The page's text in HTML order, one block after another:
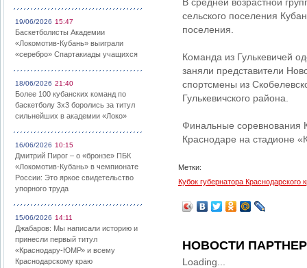
19/06/2026 15:47
Баскетболисты Академии
«Локомотив-Кубань» выиграли
«серебро» Спартакиады учащихся
18/06/2026 21:40
Более 100 кубанских команд по
баскетболу 3х3 боролись за титул
сильнейших в академии «Локо»
16/06/2026 10:15
Дмитрий Пирог – о «бронзе» ПБК
«Локомотив-Кубань» в чемпионате
России: Это яркое свидетельство
упорного труда
15/06/2026 14:11
Джабаров: Мы написали историю и
принесли первый титул
«Краснодару-ЮМР» и всему
Краснодарскому краю
сельского поселения
поселения.
Команда из Гулькевичей
заняли представители
спортсмены из
Гулькевичского района.
Финальные соревнования
Краснодаре на стадионе
Метки:
Кубок губернатора Краснодарского
НОВОСТИ
Loading...